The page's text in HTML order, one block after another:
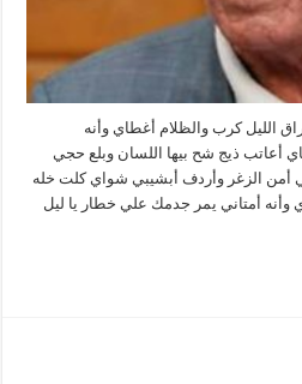
الليل كرب والظلام أغطاي وأنه
ذيج شح بيها اللسان وبلع حجي
أمن الزغر وأردف أبشيبي شواي كلت خله
وأنه أمتاني يمر جدمك علي خطار يا ليل